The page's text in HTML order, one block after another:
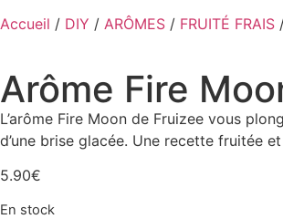
Accueil / DIY / ARÔMES / FRUITÉ FRAIS
Arôme Fire
L’arôme Fire Moon de Fruizee vous
d’une brise glacée. Une recette fruitée
5.90€
En stock